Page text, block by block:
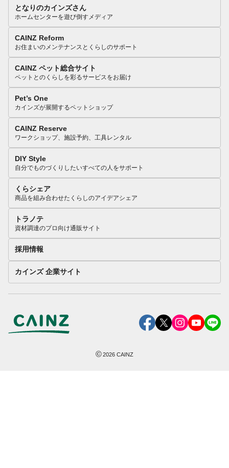
となりのカインズさん
ホームセンターを遊び倒すメディア
CAINZ Reform
お住まいのメンテナンスとくらしのサポート
CAINZ ペット総合サイト
ペットとのくらしを彩るサービスをお届け
Pet’s One
カインズが展開するペットショップ
CAINZ Reserve
ワークショップ、施設予約、工具レンタル
DIY Style
自分でものづくりしたいすべての人をサポート
くらシェア
商品を組み合わせたくらしのアイデアシェア
トラノテ
資材調達のプロ向け通販サイト
採用情報
カインズ 企業サイト
©2026 CAINZ